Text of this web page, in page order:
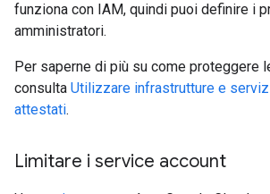
funziona con IAM, quindi puoi definire i
amministratori.
Per saperne di più su come proteggere
consulta Utilizzare infrastrutture e
attestati.
Limitare i service account